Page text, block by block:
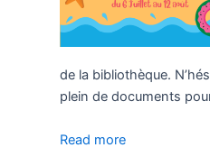
de la bibliothèque.
plein de documents
Read more